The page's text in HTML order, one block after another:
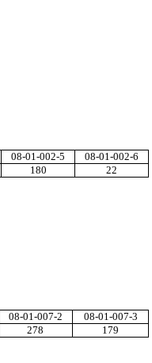
08-01-002-5
08-01-002-6
180 22
08-01-007-2
08-01-007-3
278 179